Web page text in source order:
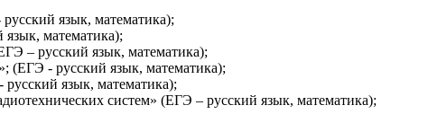
язык, математика);
математика);
– русский язык, математика);
(ЕГЭ - русский язык, математика);
язык, математика);
систем» (ЕГЭ – русский язык, математика);